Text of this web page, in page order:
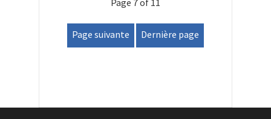
Page suivante Dernière page